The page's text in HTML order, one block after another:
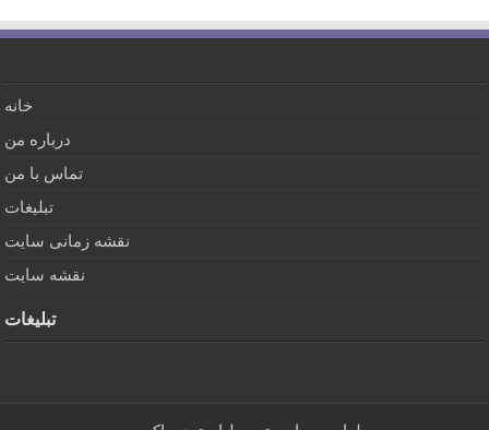
خانه
درباره من
تماس با من
تبلیغات
نقشه زمانی سایت
نقشه سایت
تبلیغات